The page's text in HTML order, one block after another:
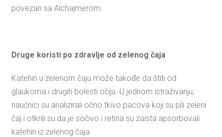
povezan sa Alchajmerom.
Druge koristi po zdravlje od zelenog čaja
Katehin u zelenom čaju može takođe da štiti od
glaukoma i drugih bolesti očiju. U jednom istraživanju,
naučnici su analizirali očno tkivo pacova koji su pili zeleni
čaj i otkrili su da je sočivo i retina su zaista apsorbovali
katehin iz zelenog čaja.